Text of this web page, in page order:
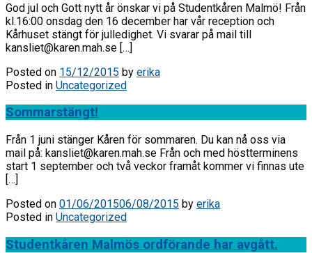
God jul och Gott nytt år önskar vi på Studentkåren Malmö! Från
kl.16:00 onsdag den 16 december har vår reception och
Kårhuset stängt för julledighet. Vi svarar på mail till
kansliet@karen.mah.se […]
Posted on 15/12/2015 by erika
Posted in Uncategorized
Sommarstängt!
Från 1 juni stänger Kåren för sommaren. Du kan nå oss via
mail på: kansliet@karen.mah.se Från och med höstterminens
start 1 september och två veckor framåt kommer vi finnas ute
[…]
Posted on 01/06/201506/08/2015 by erika
Posted in Uncategorized
Studentkåren Malmös ordförande har avgått.